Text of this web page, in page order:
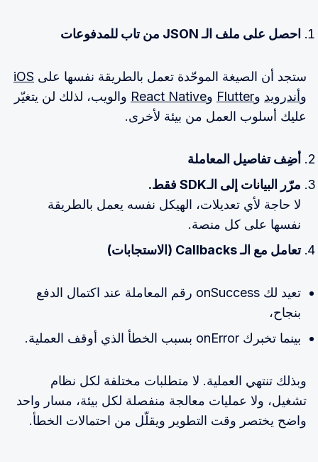
احصل على ملف الـ JSON من تاب للمدفوعات
ستجد أن الصيغة الموحّدة تعمل بالطريقة نفسها على iOS
وأندرويد وFlutter وReact Native والويب، لذلك لن يتغيّر
عليك أسلوب العمل من بيئة لأخرى.
أضِف تفاصيل المعاملة
مرّر البيانات إلى الـSDK فقط.
لا حاجة لأي تعديلات، الهيكل نفسه يعمل بالطريقة
نفسها على كل منصة.
تعامل مع الـ Callbacks (الاستجابات)
تعيد لك onSuccess رقم المعاملة عند اكتمال الدفع
بنجاح،
بينما تخبرك onError بسبب الخطأ الذي أوقف العملية.
وبذلك تنتهي العملية. لا متطلبات مختلفة لكل نظام
تشغيل، ولا عمليات معالجة منفصلة لكل بيئة، مسار واحد
واضح يختصر وقت التطوير ويقلّل من احتمالات الخطأ.